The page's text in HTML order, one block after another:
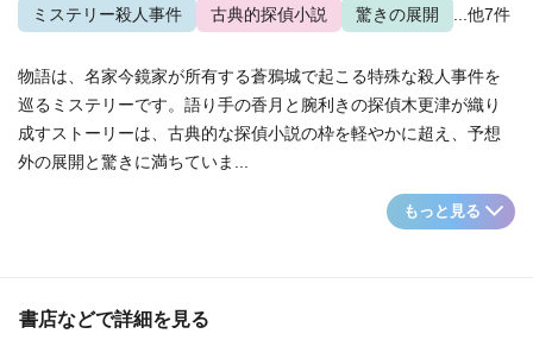
ミステリー殺人事件 古典的探偵小説 驚きの展開 ...他7件
物語は、名家今鏡家が所有する蒼鴉城で起こる特殊な殺人事件を
巡るミステリーです。語り手の香月と腕利きの探偵木更津が織り
成すストーリーは、古典的な探偵小説の枠を軽やかに超え、予想
外の展開と驚きに満ちていま...
もっと見る
書店などで詳細を見る